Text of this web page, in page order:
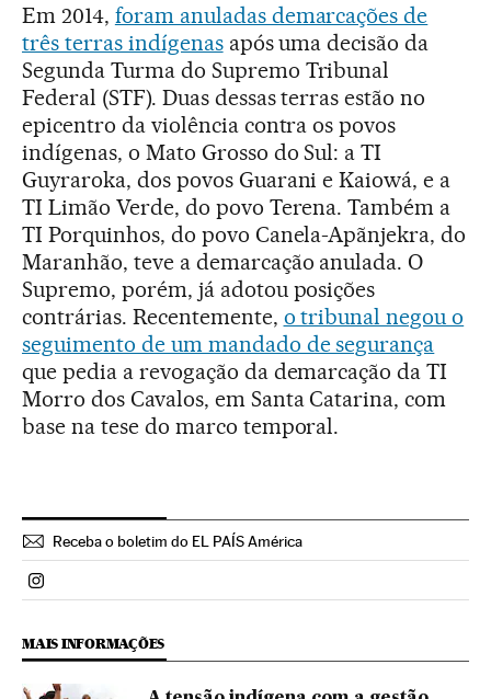
Em 2014, foram anuladas demarcações de
três terras indígenasapós uma decisão da
Segunda Turma do Supremo Tribunal
Federal (STF). Duas dessas terras estão no
epicentro da violência contra os povos
indígenas, o Mato Grosso do Sul: a TI
Guyraroka, dos povos Guarani e Kaiowá, e a
TI Limão Verde, do povo Terena. Também a
TI Porquinhos, do povo Canela-Apãnjekra, do
Maranhão, teve a demarcação anulada. O
Supremo, porém, já adotou posições
contrárias. Recentemente, o tribunal negou o
seguimento de um mandado de segurança
que pedia a revogação da demarcação da TI
Morro dos Cavalos, em Santa Catarina, com
base na tese do marco temporal.
Receba o boletim do EL PAÍS América
Politica El País Brasil en Instagram
MAIS INFORMAÇÕES